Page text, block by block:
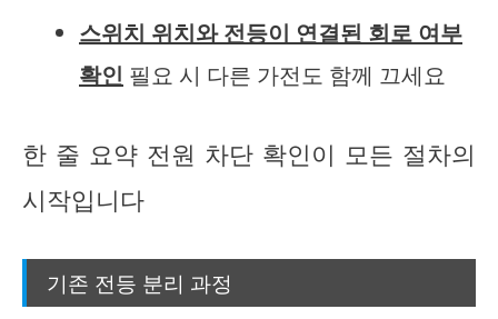
스위치 위치와 전등이 연결된 회로 여부
확인 필요 시 다른 가전도 함께 끄세요
한 줄 요약 전원 차단 확인이 모든 절차의
시작입니다
기존 전등 분리 과정